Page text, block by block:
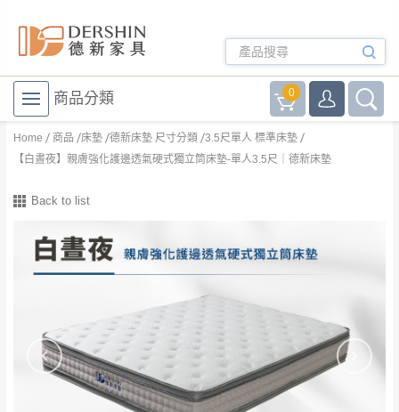
商品分類 0
Home 商品 床墊 德新床墊 尺寸分類
3.5尺單人 標準床墊
【白晝夜】親膚強化護邊透氣硬式獨立筒床墊-單人3.5尺｜德新床墊
Back to list